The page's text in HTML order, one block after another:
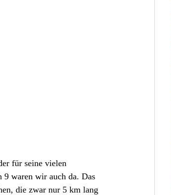
für seine vielen
9 waren wir auch da. Das
die zwar nur 5 km lang